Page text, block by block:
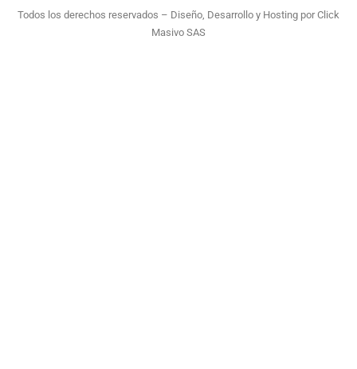
Todos los derechos reservados – Diseño, Desarrollo y Hosting porClick
Masivo SAS